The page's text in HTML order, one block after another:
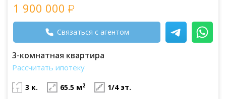
1 900 000
Связаться с агентом
3-комнатная квартира
Рассчитать ипотеку
3 к. 65.5 м2
1/4 эт.